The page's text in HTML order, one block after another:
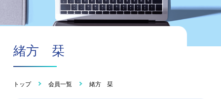
緒方 栞
トップ 会員一覧 緒方 栞